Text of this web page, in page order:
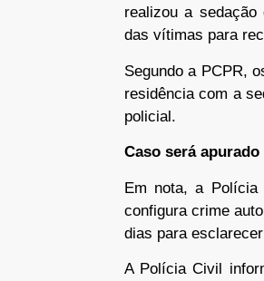
realizou a
das vítimas para
Segundo a PCPR,
residência com a
policial.
Caso será apurado
Em nota, a Polícia
configura crime
dias para
A Polícia Civil